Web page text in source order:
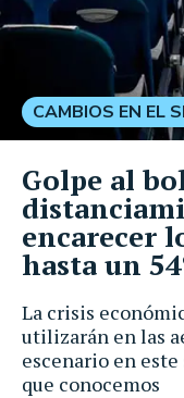
La crisis
utilizarán en las
escenario en
que conocemos
CAMBIOS EN EL
Golpe al
encarecer
hasta un